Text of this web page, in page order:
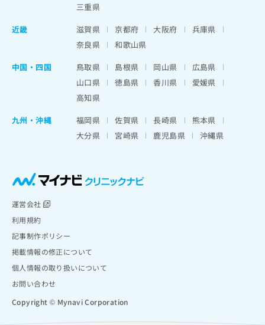
三重県
近畿
滋賀県 京都府 大阪府
兵庫県
奈良県
和歌山県
中国・四国
鳥取県 島根県 岡山県
広島県
山口県
徳島県 香川県
愛媛県
高知県
九州・沖縄
福岡県 佐賀県 長崎県
熊本県
大分県
宮崎県 鹿児島県 沖縄県
運営会社
利用規約
記事制作ポリシー
掲載情報の修正について
個人情報の取り扱いについて
お問い合わせ
Copyright © Mynavi Corporation